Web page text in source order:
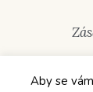
Aby se